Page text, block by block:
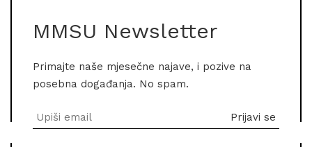
MMSU Newsletter
Primajte naše mjesečne najave, i pozive na
posebna događanja. No spam.